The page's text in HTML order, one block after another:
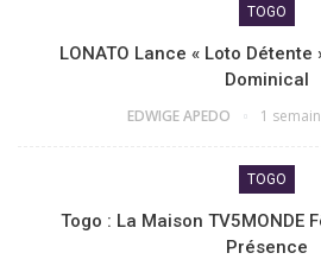
TOGO
LONATO Lance « Loto Détente
Dominical
EDWIGE APEDO 1
TOGO
Togo : La Maison TV5MONDE
Présence